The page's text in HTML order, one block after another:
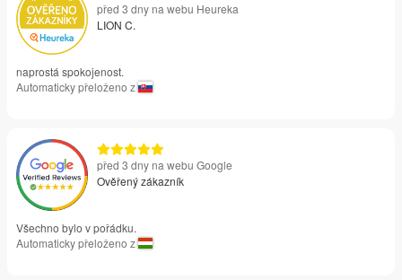
před 3 dny na webu Heureka
LION C.
naprostá spokojenost.
Automaticky přeloženo z
před 3 dny na webu Google
Ověřený zákazník
Všechno bylo v pořádku.
Automaticky přeloženo z